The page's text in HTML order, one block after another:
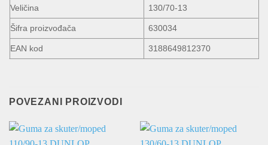
Veličina 130/70-13
Šifra proizvođača 630034
EAN kod 3188649812370
POVEZANI PROIZVODI